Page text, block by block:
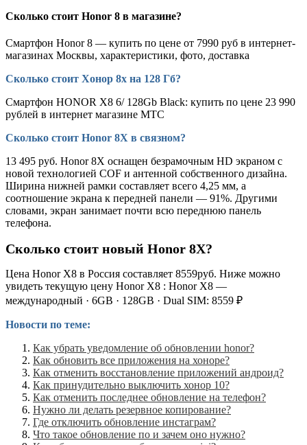
Сколько стоит Honor 8 в магазине?
Смартфон Honor 8 — купить по цене от 7990 руб в интернет-
магазинах Москвы, характеристики, фото, доставка
Сколько стоит Хонор 8х на 128 Гб?
Смартфон HONOR X8 6/ 128Gb Black: купить по цене 23 990
рублей в интернет магазине МТС
Сколько стоит Honor 8X в связном?
13 495 руб. Honor 8X оснащен безрамочным HD экраном с
новой технологией COF и антенной собственного дизайна.
Ширина нижней рамки составляет всего 4,25 мм, а
соотношение экрана к передней панели — 91%. Другими
словами, экран занимает почти всю переднюю панель
телефона.
Сколько стоит новый Honor 8X?
Цена Honor X8 в Россия составляет 8559руб. Ниже можно
увидеть текущую цену Honor X8 : Honor X8 —
международный · 6GB · 128GB · Dual SIM: 8559 ₽
Новости по теме:
Как убрать уведомление об обновлении honor?
Как обновить все приложения на хоноре?
Как отменить восстановление приложений андроид?
Как принудительно выключить хонор 10?
Как отменить последнее обновление на телефон?
Нужно ли делать резервное копирование?
Где отключить обновление инстаграм?
Что такое обновление по и зачем оно нужно?